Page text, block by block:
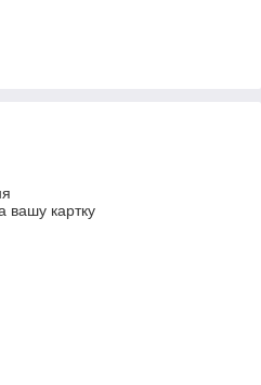
вашу картку